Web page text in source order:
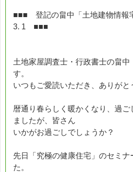
■■■ 登記の畠中「土地建物情報
3. 1 ■■■
土地家屋調査士・行政書士の畠中
す。
いつもご愛読いただき、ありがと
暦通り春らしく暖かくなり、過ご
ましたが、皆さん
いかがお過ごしでしょうか？
先日「究極の健康住宅」のセミナ
た。